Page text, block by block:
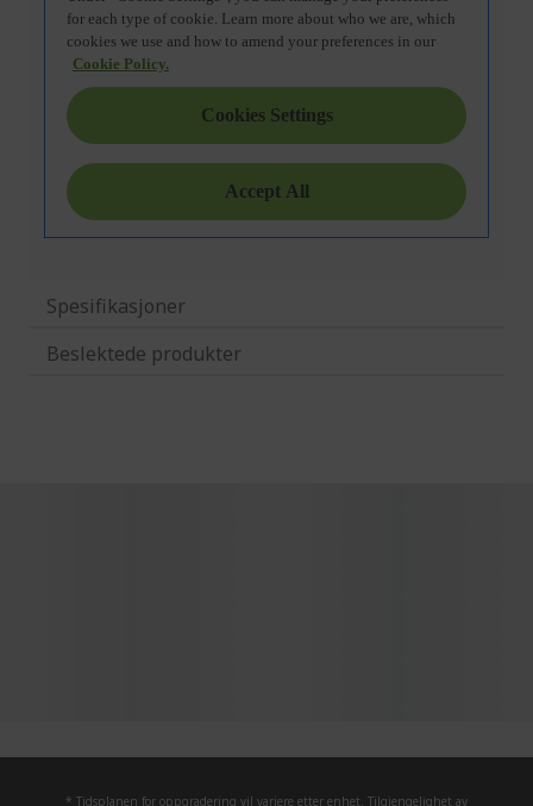
Spesifikasjoner
Beslektede produkter
* Tidsplanen for oppgradering vil variere etter enhet. Tilgjengelighet av